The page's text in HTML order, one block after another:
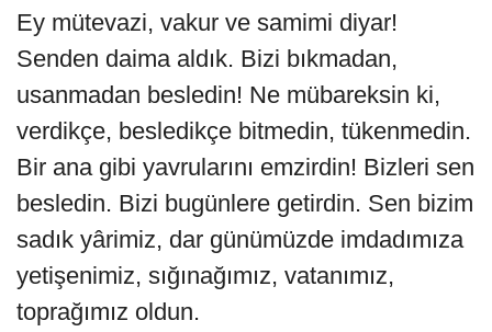
Ey mütevazi, vakur ve samimi diyar!
Senden daima aldık. Bizi bıkmadan,
usanmadan besledin! Ne mübareksin ki,
verdikçe, besledikçe bitmedin, tükenmedin.
Bir ana gibi yavrularını emzirdin! Bizleri sen
besledin. Bizi bugünlere getirdin. Sen bizim
sadık yârimiz, dar günümüzde imdadımıza
yetişenimiz, sığınağımız, vatanımız,
toprağımız oldun.